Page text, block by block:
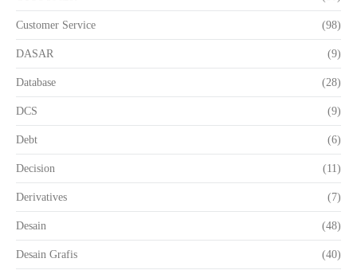
Customer Service (98)
DASAR (9)
Database (28)
DCS (9)
Debt (6)
Decision (11)
Derivatives (7)
Desain (48)
Desain Grafis (40)